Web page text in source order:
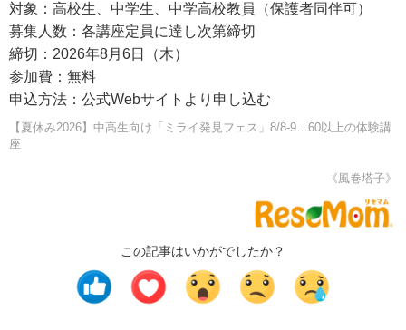
対象：高校生、中学生、中学高校教員（保護者同伴可）
募集人数：各講座定員に達し次第締切
締切：2026年8月6日（木）
参加費：無料
申込方法：公式Webサイトより申し込む
【夏休み2026】中高生向け「ミライ発見フェス」8/8-9…60以上の体験講
座
《風巻塔子》
この記事はいかがでしたか？